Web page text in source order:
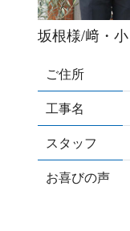
坂根様/﨑・小
ご住所
工事名
スタッフ
お喜びの声